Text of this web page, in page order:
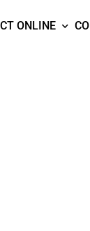
ONLINE